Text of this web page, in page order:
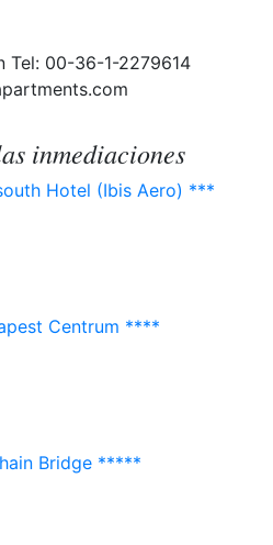
Tel: 00-36-1-2279614
inmediaciones
Hotel (Ibis Aero) ***
Centrum ****
Bridge *****